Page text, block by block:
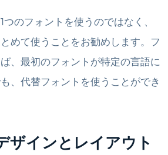
のフォントを使うのではなく、
めて使うことをお勧めします。フ
、最初のフォントが特定の言語に
、代替フォントを使うことができ
インとレイアウト